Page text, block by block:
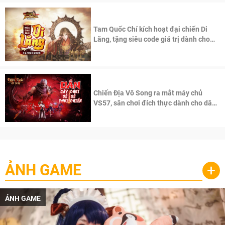
Tam Quốc Chí kích hoạt đại chiến Di
Lăng, tặng siêu code giá trị dành cho
Chiến Địa Vô Song ra mắt máy chủ
VS57, sân chơi đích thực dành cho dân
ẢNH GAME +
ẢNH GAME